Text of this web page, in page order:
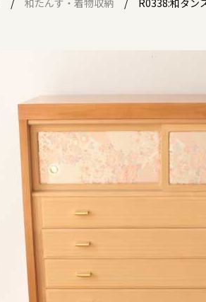
和たんす・着物収納 R0338:和タン